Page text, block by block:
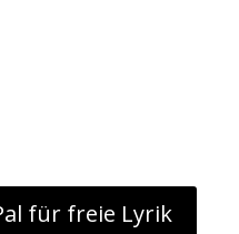
für freie Lyrik